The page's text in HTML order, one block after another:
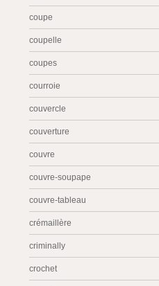
coupe
coupelle
coupes
courroie
couvercle
couverture
couvre
couvre-soupape
couvre-tableau
crémaillère
criminally
crochet